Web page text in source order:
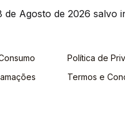
Agosto de 2026 salvo
Política de
Termos e